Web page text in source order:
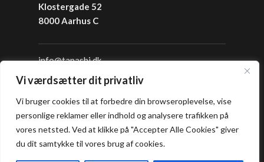
Vi værdsætter dit privatliv
Vi bruger cookies til at forbedre din browseroplevelse, vise
personlige reklamer eller indhold og analysere trafikken på
vores netsted. Ved at klikke på "Accepter Alle Cookies" giver
du dit samtykke til vores brug af cookies.
Klostergade 52
8000 Aarhus C
info@tapashi.dk
+45 86 82 82 82
Åbningstider